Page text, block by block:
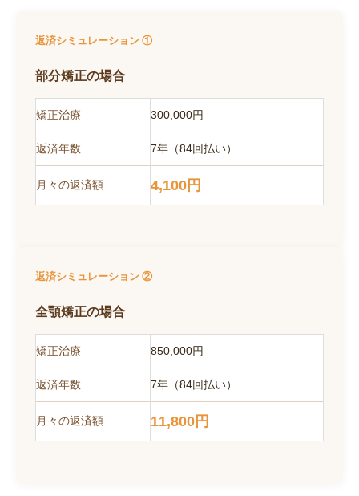
返済シミュレーション ①
部分矯正の場合
矯正治療 300,000円
返済年数 7年（84回払い）
月々の返済額 4,100円
返済シミュレーション ②
全顎矯正の場合
矯正治療 850,000円
返済年数 7年（84回払い）
月々の返済額 11,800円